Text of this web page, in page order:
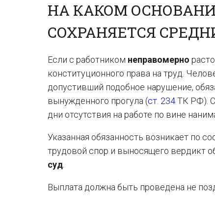
НА КАКОМ
СОХРАНЯЕТСЯ
Если с работником неправомерно
конституционного права на труд.
допустивший подобное нарушение,
вынужденного прогула (ст. 234ТК РФ).
дни отсутствия на работе по вине
Указанная обязанность возникает по
трудовой спор и выносящего вердикт
суд
Выплата должна быть проведена не